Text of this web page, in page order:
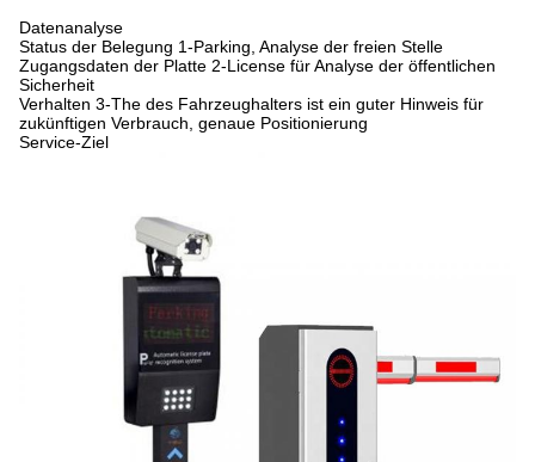
Datenanalyse
Status der Belegung 1-Parking, Analyse der freien Stelle
Zugangsdaten der Platte 2-License für Analyse der öffentlichen
Sicherheit
Verhalten 3-The des Fahrzeughalters ist ein guter Hinweis für
zukünftigen Verbrauch, genaue Positionierung
Service-Ziel